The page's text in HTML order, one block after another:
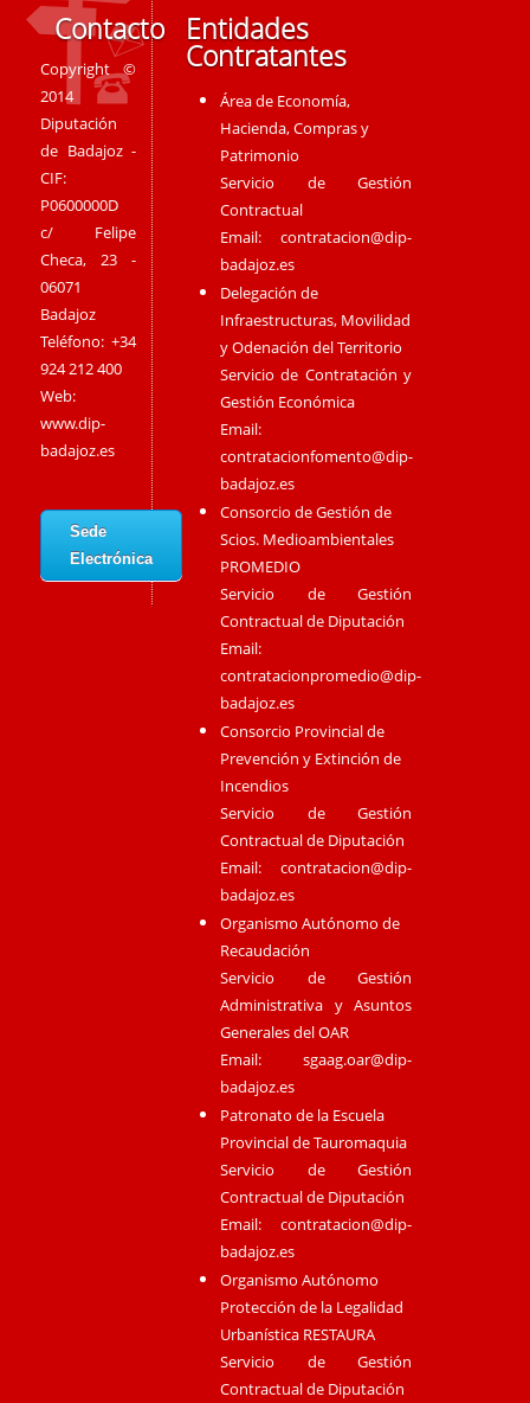
Contacto
Copyright ©
2014
Diputación
de Badajoz -
CIF:
P0600000D
c/ Felipe
Checa, 23 -
06071
Badajoz
Teléfono: +34
924 212 400
Web:
www.dip-
badajoz.es
Sede
Electrónica
Entidades
Contratantes
Área de Economía,
Hacienda, Compras y
Patrimonio
Servicio de Gestión
Contractual
Email:contratacion@dip-
badajoz.es
Delegación de
Infraestructuras, Movilidad
y Odenación del Territorio
Servicio de Contratación y
Gestión Económica
Email:
contratacionfomento@dip-
badajoz.es
Consorcio de Gestión de
Scios. Medioambientales
PROMEDIO
Servicio de Gestión
Contractual de Diputación
Email:
contratacionpromedio@dip-
badajoz.es
Consorcio Provincial de
Prevención y Extinción de
Incendios
Servicio de Gestión
Contractual de Diputación
Email:contratacion@dip-
badajoz.es
Organismo Autónomo de
Recaudación
Servicio de Gestión
Administrativa y Asuntos
Generales del OAR
Email:sgaag.oar@dip-
badajoz.es
Patronato de la Escuela
Provincial de Tauromaquia
Servicio de Gestión
Contractual de Diputación
Email:contratacion@dip-
badajoz.es
Organismo Autónomo
Protección de la Legalidad
Urbanística RESTAURA
Servicio de Gestión
Contractual de Diputación